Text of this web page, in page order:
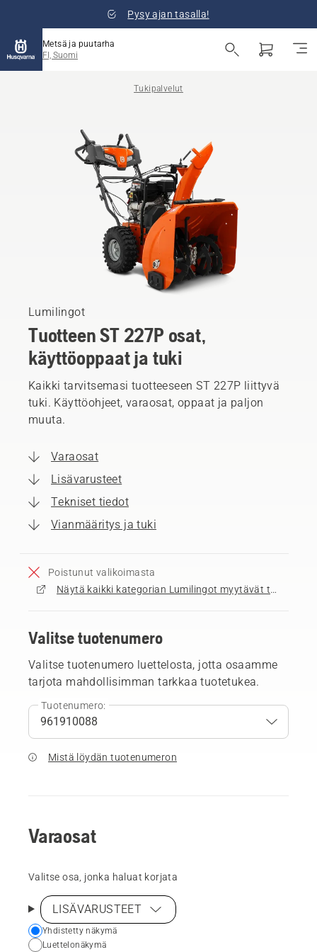
Pysy ajan tasalla!
Metsä ja puutarha
FI, Suomi
Tukipalvelut
Lumilingot
Tuotteen ST 227P osat,
käyttöoppaat ja tuki
Kaikki tarvitsemasi tuotteeseen ST 227P liittyvä
tuki. Käyttöohjeet, varaosat, oppaat ja paljon
muuta.
Varaosat
Lisävarusteet
Tekniset tiedot
Vianmääritys ja tuki
Poistunut valikoimasta
Näytä kaikki kategorian Lumilingot myytävät tuotteet
Valitse tuotenumero
Valitse tuotenumero luettelosta, jotta osaamme
tarjota mahdollisimman tarkkaa tuotetukea.
Tuotenumero:
Mistä löydän tuotenumeron
Varaosat
Valitse osa, jonka haluat korjata
LISÄVARUSTEET
Choose
your
Yhdistetty näkymä
Luettelonäkymä